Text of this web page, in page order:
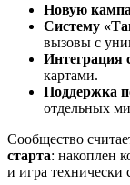
Новую
Систему
вызовы с
Интеграция
картами.
Поддержка
отдельных
Сообщество
старта: накоплен
и игра технически